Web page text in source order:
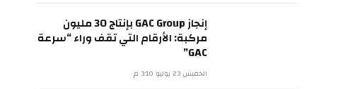
إنجاز GAC Group بإنتاج 30 مليون
مركبة: الأرقام التي تقف وراء “سرعة
GAC”
الخميس 23 يوليو 3:10 م